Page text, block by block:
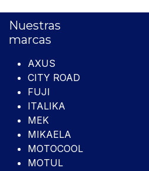
Nuestras
marcas
AXUS
CITY ROAD
FUJI
ITALIKA
MEK
MIKAELA
MOTOCOOL
MOTUL